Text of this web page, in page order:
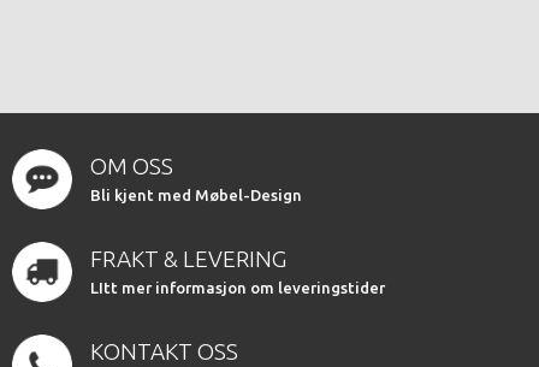
OM OSS
Bli kjent med Møbel-Design
FRAKT & LEVERING
LItt mer informasjon om leveringstider
KONTAKT OSS